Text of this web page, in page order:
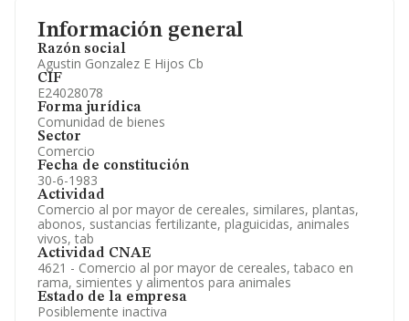
Información general
Razón social
Agustin Gonzalez E Hijos Cb
CIF
E24028078
Forma jurídica
Comunidad de bienes
Sector
Comercio
Fecha de constitución
30-6-1983
Actividad
Comercio al por mayor de cereales, similares, plantas,
abonos, sustancias fertilizante, plaguicidas, animales
vivos, tab
Actividad CNAE
4621 - Comercio al por mayor de cereales, tabaco en
rama, simientes y alimentos para animales
Estado de la empresa
Posiblemente inactiva
Información oficial y registral complementaria.